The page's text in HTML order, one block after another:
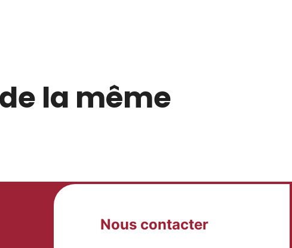
la même
Nous contacter